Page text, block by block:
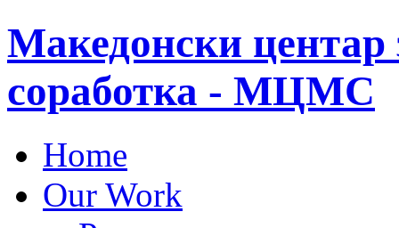
Македонски центар
соработка - МЦМС
Home
Our Work